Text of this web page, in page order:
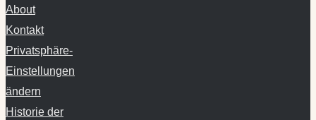
About
Kontakt
Privatsphäre-
Einstellungen
ändern
Historie der